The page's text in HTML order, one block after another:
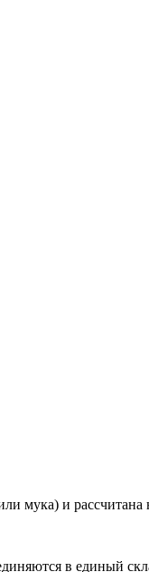
мука) и рассчитана
в единый